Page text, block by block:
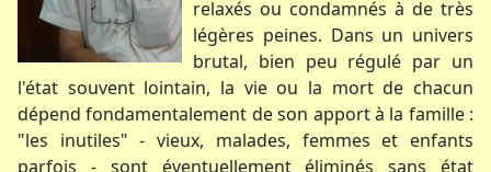
relaxés ou condamnés à de très
légères peines. Dans un univers
brutal, bien peu régulé par un
l'état souvent lointain, la vie ou la mort de chacun
dépend fondamentalement de son apport à la famille :
"les inutiles" - vieux, malades, femmes et enfants
parfois - sont éventuellement éliminés sans état